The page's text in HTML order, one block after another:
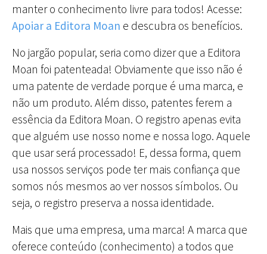
manter o conhecimento livre para todos! Acesse:
Apoiar a Editora Moan e descubra os benefícios.
No jargão popular, seria como dizer que a Editora
Moan foi patenteada! Obviamente que isso não é
uma patente de verdade porque é uma marca, e
não um produto. Além disso, patentes ferem a
essência da Editora Moan. O registro apenas evita
que alguém use nosso nome e nossa logo. Aquele
que usar será processado! E, dessa forma, quem
usa nossos serviços pode ter mais confiança que
somos nós mesmos ao ver nossos símbolos. Ou
seja, o registro preserva a nossa identidade.
Mais que uma empresa, uma marca! A marca que
oferece conteúdo (conhecimento) a todos que